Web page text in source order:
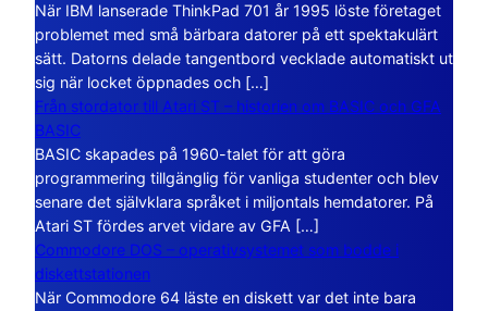
När IBM lanserade ThinkPad 701 år 1995 löste företaget
problemet med små bärbara datorer på ett spektakulärt
sätt. Datorns delade tangentbord vecklade automatiskt ut
sig när locket öppnades och […]
Från stordator till Atari ST – historien om BASIC och GFA
BASIC
BASIC skapades på 1960-talet för att göra
programmering tillgänglig för vanliga studenter och blev
senare det självklara språket i miljontals hemdatorer. På
Atari ST fördes arvet vidare av GFA […]
Commodore DOS – operativsystemet som bodde i
diskettstationen
När Commodore 64 läste en diskett var det inte bara